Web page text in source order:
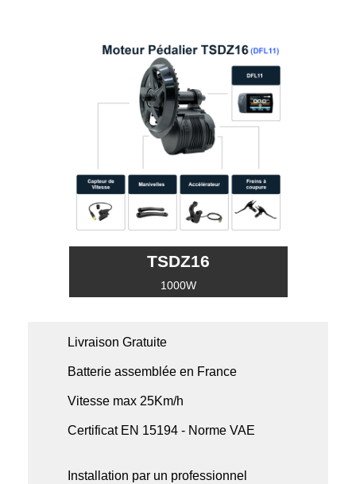
TSDZ16
1000W
Livraison Gratuite
Batterie assemblée en France
Vitesse max 25Km/h
Certificat EN 15194 - Norme VAE
Installation par un professionnel